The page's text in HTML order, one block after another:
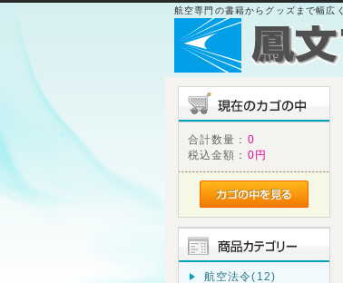
航空専門の書籍からグッズまで幅広
合計数量： 0
税込金額： 0円
航空法令(12)